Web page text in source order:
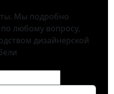
Мы подробно
любому вопросу,
дизайнерской